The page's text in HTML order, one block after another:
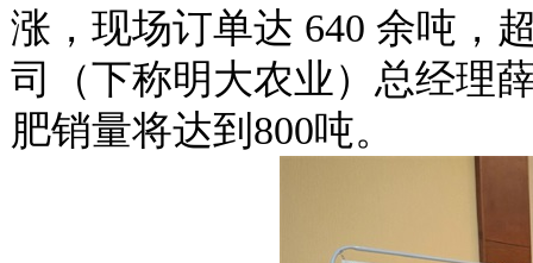
涨，现场订单达 640 余吨，
司（下称明大农业）总经理
肥销量将达到800吨。